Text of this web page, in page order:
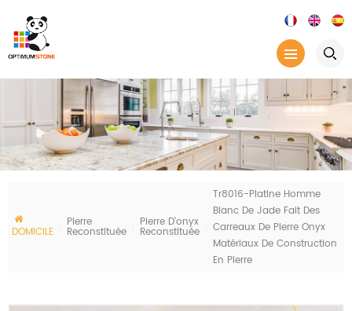
DOMICILE
Pierre
Reconstituée
Pierre D'onyx
Reconstituée
Tr8016-Platine Homme
Blanc De Jade Fait Des
Carreaux De Pierre Onyx
Matériaux De Construction
En Pierre